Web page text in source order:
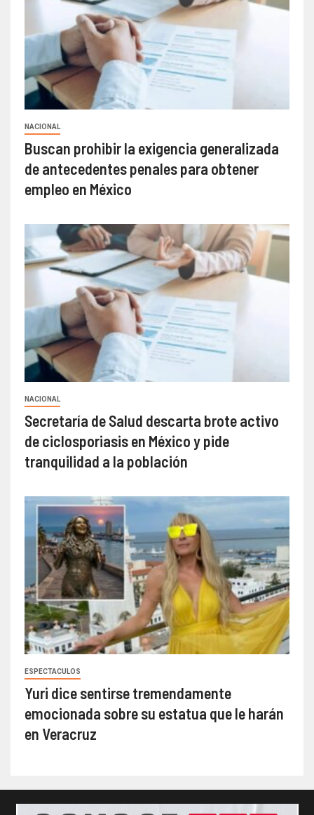
NACIONAL
Buscan prohibir la exigencia generalizada
de antecedentes penales para obtener
empleo en México
NACIONAL
Secretaría de Salud descarta brote activo
de ciclosporiasis en México y pide
tranquilidad a la población
ESPECTACULOS
Yuri dice sentirse tremendamente
emocionada sobre su estatua que le harán
en Veracruz